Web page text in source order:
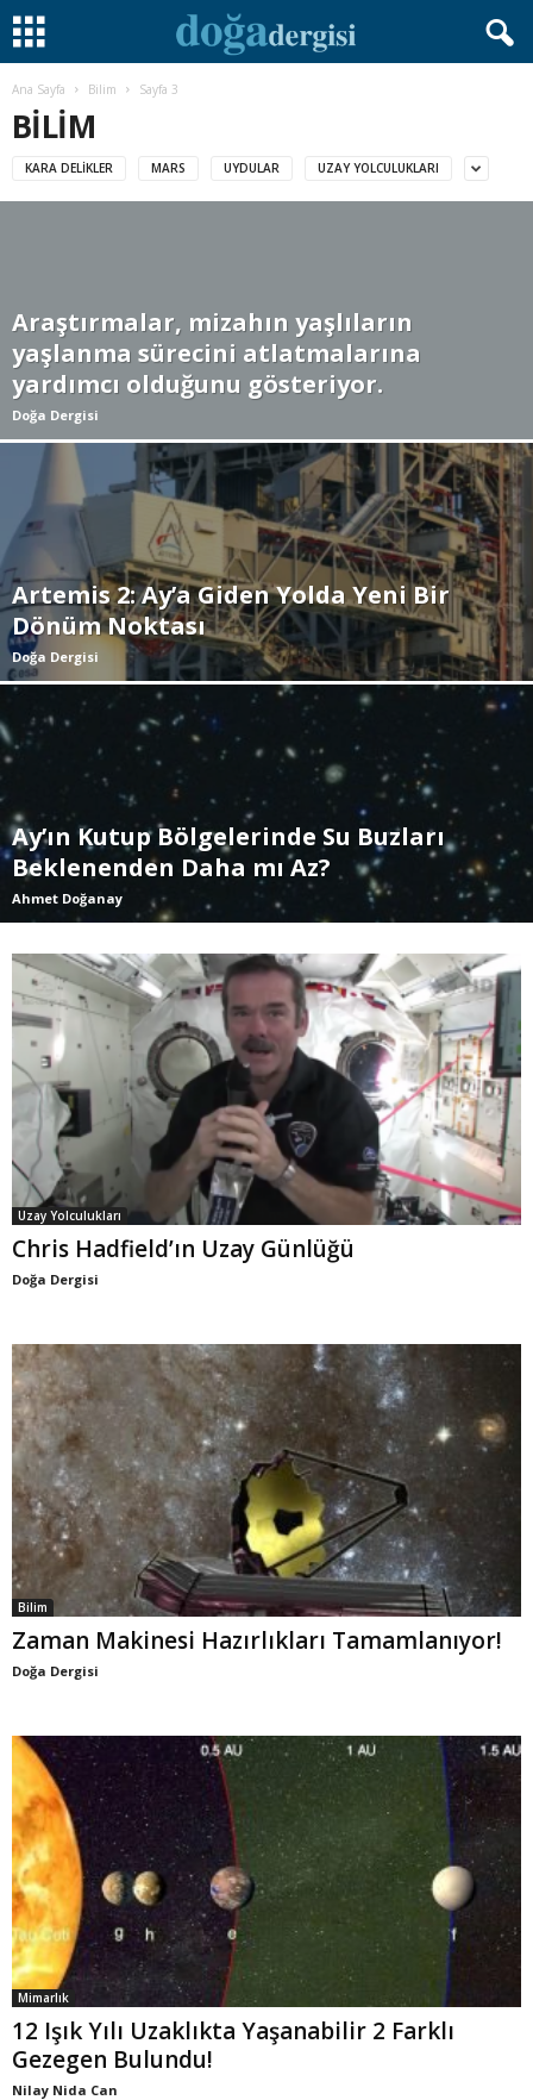
Ana Sayfa Bilim Sayfa 3
BILIM
KARA DELIKLER MARS UYDULAR UZAY YOLCULUKLARI
Araştırmalar, mizahın yaşlıların
yaşlanma sürecini atlatmalarına
yardımcı olduğunu gösteriyor.
Doğa Dergisi
Artemis 2: Ay’a Giden Yolda Yeni Bir
Dönüm Noktası
Doğa Dergisi
Ay’ın Kutup Bölgelerinde Su Buzları
Beklenenden Daha mı Az?
Ahmet Doğanay
Uzay Yolculukları
Chris Hadfield’ın Uzay Günlüğü
Doğa Dergisi
Bilim
Zaman Makinesi Hazırlıkları Tamamlanıyor!
Doğa Dergisi
Mimarlık
12 Işık Yılı Uzaklıkta Yaşanabilir 2 Farklı
Gezegen Bulundu!
Nilay Nida Can